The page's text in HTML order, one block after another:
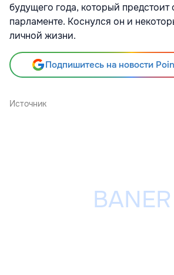
будущего года, который предстоит
парламенте. Коснулся он и
личной жизни.
Подпишитесь на новости
Источник